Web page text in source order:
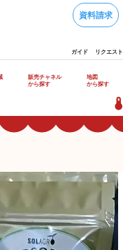
資料請求
ガイド リクエスト
販売チャネル
から探す
地図
から探す